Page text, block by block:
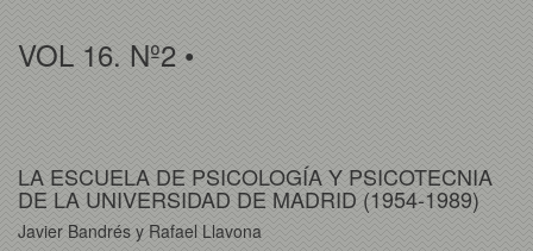
VOL 16. Nº2 •
LA ESCUELA DE PSICOLOGÍA Y PSICOTECNIA
DE LA UNIVERSIDAD DE MADRID (1954-1989)
Javier Bandrés y Rafael Llavona